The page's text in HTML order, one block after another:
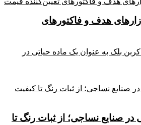
هدف و فاکتورهای
بلک به عنوان یک ماده حیاتی در
صنایع نساجی؛ از ثبات رنگ تا